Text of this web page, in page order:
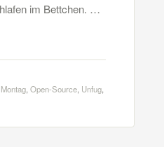
im Bettchen. …
Montag, Open-Source, Unfug,